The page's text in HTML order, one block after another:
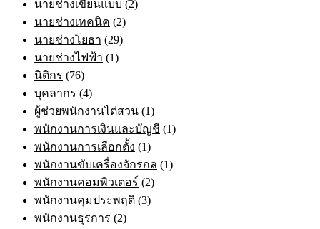
นายช่างเขียนแบบ (2)
นายช่างเทคนิค (2)
นายช่างโยธา (29)
นายช่างไฟฟ้า (1)
นิติกร (76)
บุคลากร (4)
ผู้ช่วยพนักงานไต่สวน (1)
พนักงานการเงินและบัญชี (1)
พนักงานการเลือกตั้ง (1)
พนักงานขับเครื่องจักรกล (1)
พนักงานคอมพิวเตอร์ (2)
พนักงานคุมประพฤติ (3)
พนักงานธุรการ (2)